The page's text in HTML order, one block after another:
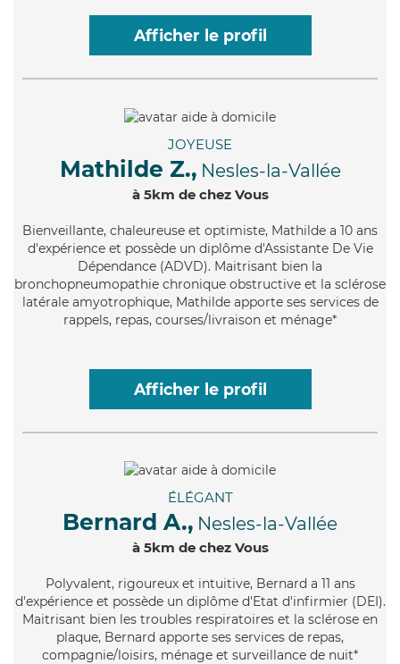
Afficher le profil
JOYEUSE
Mathilde Z., Nesles-la-Vallée
à 5km de chez Vous
Bienveillante, chaleureuse et optimiste, Mathilde a 10 ans
d'expérience et possède un diplôme d'Assistante De Vie
Dépendance (ADVD). Maitrisant bien la
bronchopneumopathie chronique obstructive et la sclérose
latérale amyotrophique, Mathilde apporte ses services de
rappels, repas, courses/livraison et ménage*
Afficher le profil
ÉLÉGANT
Bernard A., Nesles-la-Vallée
à 5km de chez Vous
Polyvalent, rigoureux et intuitive, Bernard a 11 ans
d'expérience et possède un diplôme d'Etat d'infirmier (DEI).
Maitrisant bien les troubles respiratoires et la sclérose en
plaque, Bernard apporte ses services de repas,
compagnie/loisirs, ménage et surveillance de nuit*